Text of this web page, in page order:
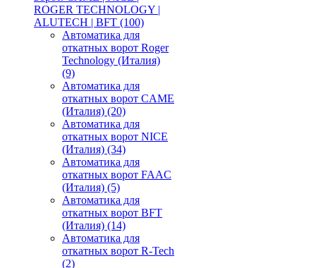
ROGER TECHNOLOGY |
ALUTECH | BFT (100)
Автоматика для
откатных ворот Roger
Technology (Италия)
(9)
Автоматика для
откатных ворот CAME
(Италия) (20)
Автоматика для
откатных ворот NICE
(Италия) (34)
Автоматика для
откатных ворот FAAC
(Италия) (5)
Автоматика для
откатных ворот BFT
(Италия) (14)
Автоматика для
откатных ворот R-Tech
(2)